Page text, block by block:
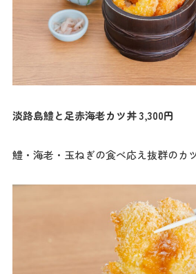
淡路島鱧と足赤海老カツ丼 3,300円
鱧・海老・玉ねぎの食べ応え抜群のカ